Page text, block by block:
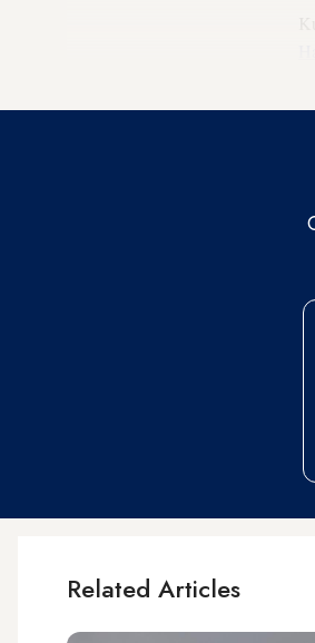
Related Articles